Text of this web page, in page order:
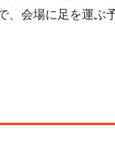
、会場に足を運ぶ